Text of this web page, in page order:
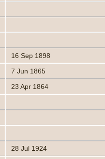
16 Sep 1898
7 Jun 1865
23 Apr 1864
28 Jul 1924